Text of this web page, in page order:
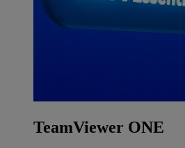
TeamViewer ONE